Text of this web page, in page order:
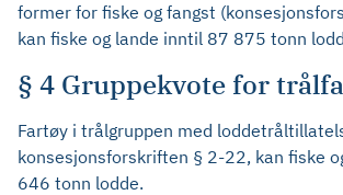
former for fiske og fangst
kan fiske og lande inntil 87 875 tonn
§ 4 Gruppekvote for
Fartøy i trålgruppen med
konsesjonsforskriften § 2-22, kan fiske
646 tonn lodde.